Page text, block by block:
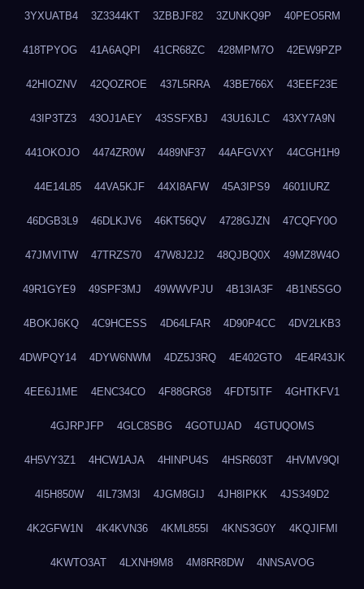
3YXUATB4 3Z3344KT 3ZBBJF82 3ZUNKQ9P 40PEO5RM
418TPYOG 41A6AQPI 41CR68ZC 428MPM7O 42EW9PZP
42HIOZNV 42QOZROE 437L5RRA 43BE766X 43EEF23E
43IP3TZ3 43OJ1AEY 43SSFXBJ 43U16JLC 43XY7A9N
441OKOJO 4474ZR0W 4489NF37 44AFGVXY 44CGH1H9
44E14L85 44VA5KJF 44XI8AFW 45A3IPS9 4601IURZ
46DGB3L9 46DLKJV6 46KT56QV 4728GJZN 47CQFY0O
47JMVITW 47TRZS70 47W8J2J2 48QJBQ0X 49MZ8W4O
49R1GYE9 49SPF3MJ 49WWVPJU 4B13IA3F 4B1N5SGO
4BOKJ6KQ 4C9HCESS 4D64LFAR 4D90P4CC 4DV2LKB3
4DWPQY14 4DYW6NWM 4DZ5J3RQ 4E402GTO 4E4R43JK
4EE6J1ME 4ENC34CO 4F88GRG8 4FDT5ITF 4GHTKFV1
4GJRPJFP 4GLC8SBG 4GOTUJAD 4GTUQOMS
4H5VY3Z1 4HCW1AJA 4HINPU4S 4HSR603T 4HVMV9QI
4I5H850W 4IL73M3I 4JGM8GIJ 4JH8IPKK 4JS349D2
4K2GFW1N 4K4KVN36 4KML855I 4KNS3G0Y 4KQJIFMI
4KWTO3AT 4LXNH9M8 4M8RR8DW 4NNSAVOG